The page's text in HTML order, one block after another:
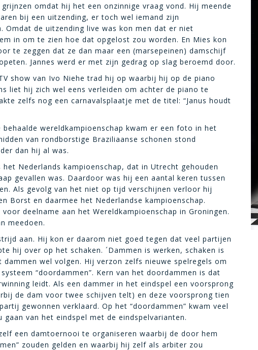
omdat hij het een onzinnige vraag vond. Hij meende
bij een uitzending, er toch wel iemand zijn
Omdat de uitzending live was kon men dat er niet
in om te zien hoe dat opgelost zou worden. En Mies kon
te zeggen dat ze dan maar een (marsepeinen) damschijf
Jannes werd er met zijn gedrag op slag beroemd door.
show van Ivo Niehe trad hij op waarbij hij op de piano
liet hij zich wel eens verleiden om achter de piano te
zelfs nog een carnavalsplaatje met de titel: “Janus houdt
wereldkampioenschap kwam er een foto in het
van rondborstige Braziliaanse schonen stond
dan hij al was.
Nederlands kampioenschap, dat in Utrecht gehouden
gevallen was. Daardoor was hij een aantal keren tussen
Als gevolg van het niet op tijd verschijnen verloor hij
Borst en daarmee het Nederlandse kampioenschap.
deelname aan het Wereldkampioenschap in Groningen.
meedoen.
aan. Hij kon er daarom niet goed tegen dat veel partijen
hij over op het schaken. ´Dammen is werken, schaken is
wel volgen. Hij verzon zelfs nieuwe spelregels om
“doordammen”. Kern van het doordammen is dat
leidt. Als een dammer in het eindspel een voorsprong
de dam voor twee schijven telt) en deze voorsprong tien
gewonnen verklaard. Op het “doordammen” kwam veel
van het eindspel met de eindspelvarianten.
een damtoernooi te organiseren waarbij de door hem
zouden gelden en waarbij hij zelf als arbiter zou